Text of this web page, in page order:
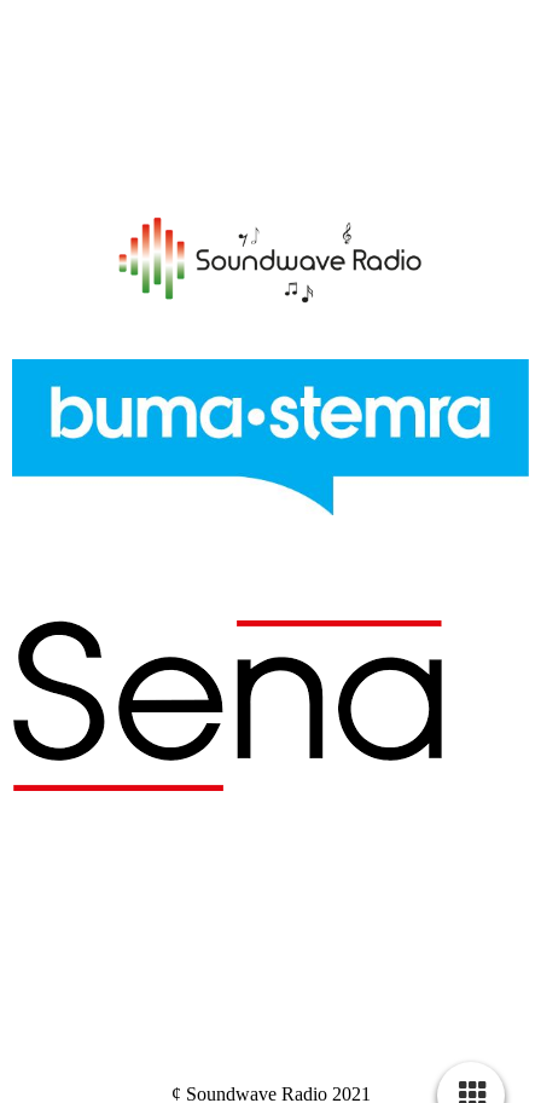
¢ Soundwave Radio 2021